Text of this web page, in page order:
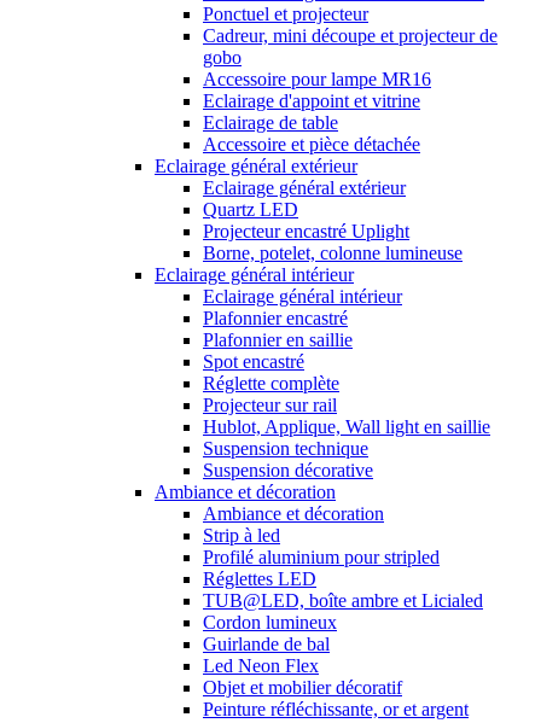
Ponctuel et projecteur
Cadreur, mini découpe et projecteur de
gobo
Accessoire pour lampe MR16
Eclairage d'appoint et vitrine
Eclairage de table
Accessoire et pièce détachée
Eclairage général extérieur
Eclairage général extérieur
Quartz LED
Projecteur encastré Uplight
Borne, potelet, colonne lumineuse
Eclairage général intérieur
Eclairage général intérieur
Plafonnier encastré
Plafonnier en saillie
Spot encastré
Réglette complète
Projecteur sur rail
Hublot, Applique, Wall light en saillie
Suspension technique
Suspension décorative
Ambiance et décoration
Ambiance et décoration
Strip à led
Profilé aluminium pour stripled
Réglettes LED
TUB@LED, boîte ambre et Licialed
Cordon lumineux
Guirlande de bal
Led Neon Flex
Objet et mobilier décoratif
Peinture réfléchissante, or et argent